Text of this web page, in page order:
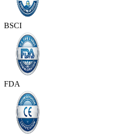
BSCI
FDA